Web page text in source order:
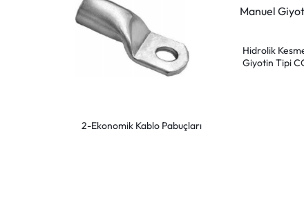
2-Ekonomik Kablo Pabuçları
Hidrolik
Giyotin Tipi